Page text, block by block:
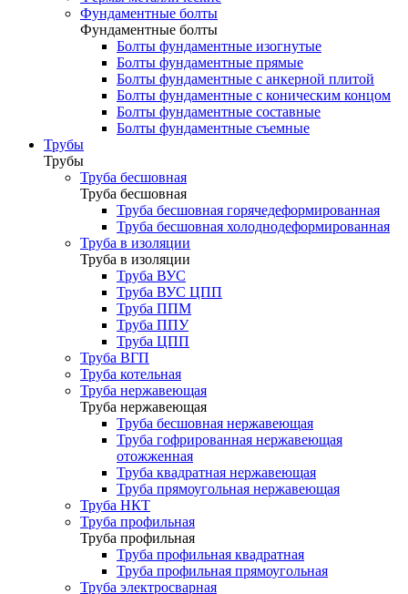
Фундаментные болты
Фундаментные болты
Болты фундаментные изогнутые
Болты фундаментные прямые
Болты фундаментные с анкерной плитой
Болты фундаментные с коническим концом
Болты фундаментные составные
Болты фундаментные съемные
Трубы
Трубы
Труба бесшовная
Труба бесшовная
Труба бесшовная горячедеформированная
Труба бесшовная холоднодеформированная
Труба в изоляции
Труба в изоляции
Труба ВУС
Труба ВУС ЦПП
Труба ППМ
Труба ППУ
Труба ЦПП
Труба ВГП
Труба котельная
Труба нержавеющая
Труба нержавеющая
Труба бесшовная нержавеющая
Труба гофрированная нержавеющая
отожженная
Труба квадратная нержавеющая
Труба прямоугольная нержавеющая
Труба НКТ
Труба профильная
Труба профильная
Труба профильная квадратная
Труба профильная прямоугольная
Труба электросварная